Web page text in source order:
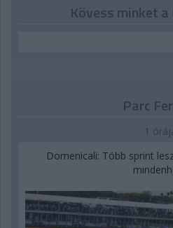
Kövess minket
Parc
1
Domenicali: Több sprint